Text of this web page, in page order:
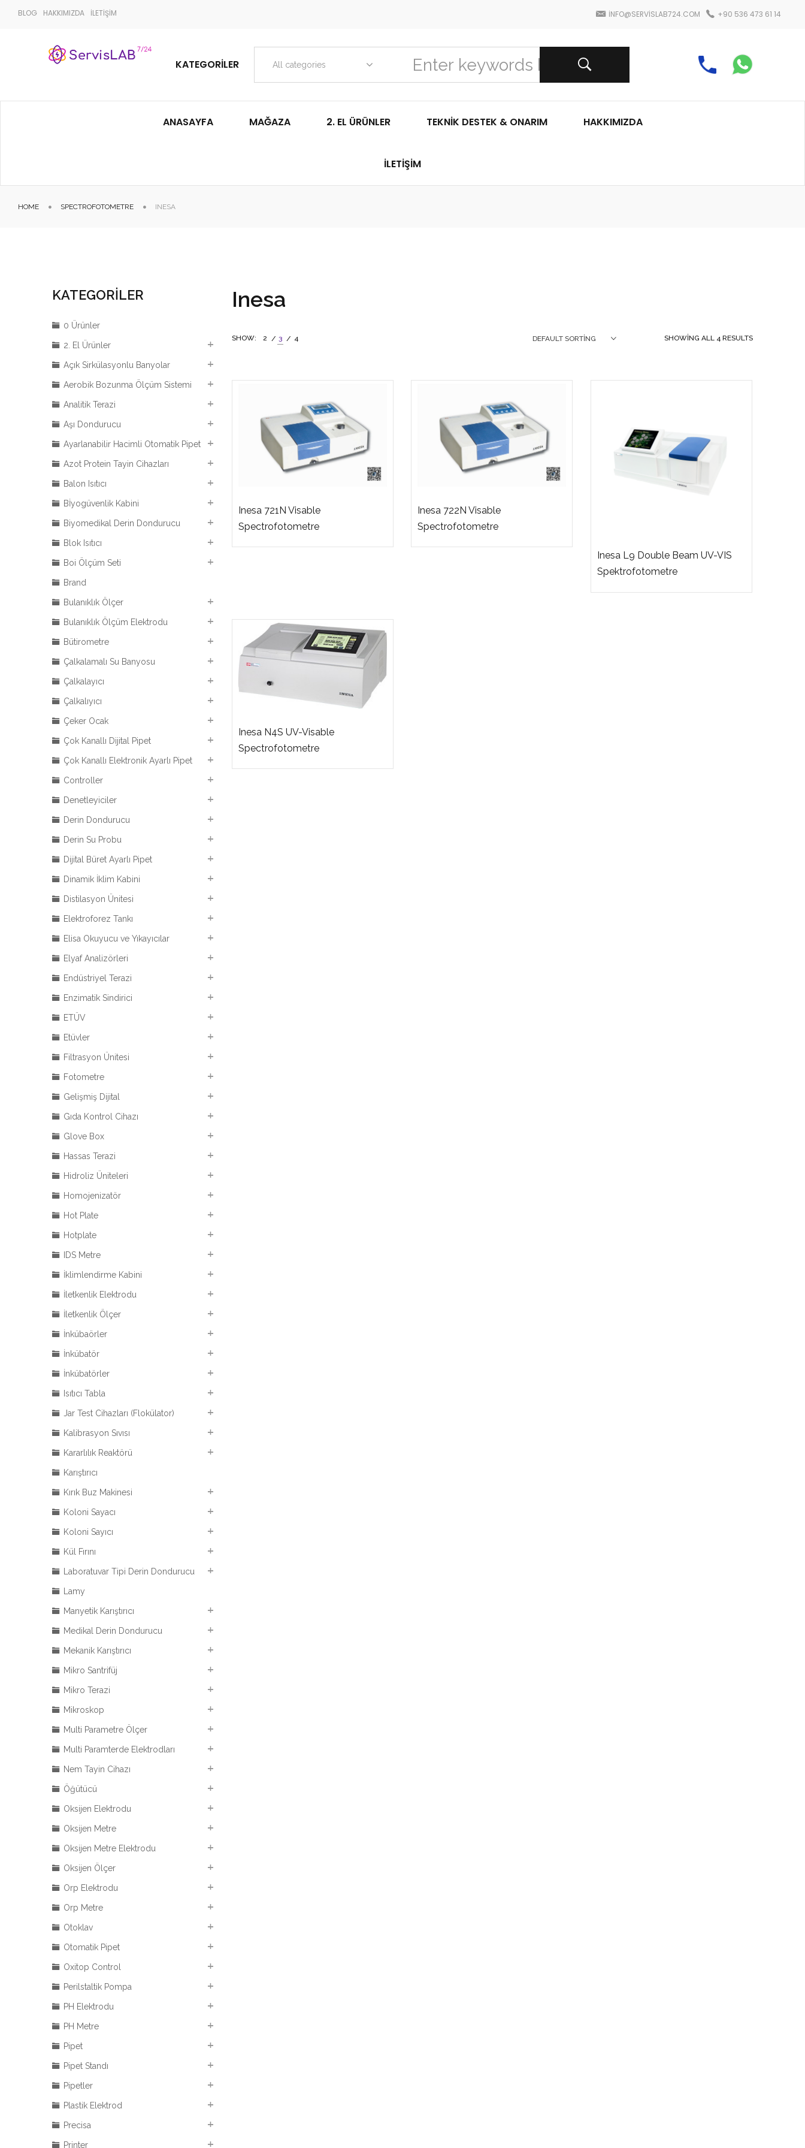
BLOG HAKKIMIZDA İLETİŞİM INFO@SERVISLAB724.COM +90 536 473 61 14
KATEGORILER All categories
ANASAYFA MAĞAZA 2. EL ÜRÜNLER TEKNIK DESTEK & ONARIM HAKKIMIZDA
İLETIŞIM
HOME SPECTROFOTOMETRE INESA
KATEGORILER
0 Ürünler
2. El Ürünler
Açık Sirkülasyonlu Banyolar
Aerobik Bozunma Ölçüm Sistemi
Analitik Terazi
Aşı Dondurucu
Ayarlanabilir Hacimli Otomatik Pipet
Azot Protein Tayin Cihazları
Balon Isıtıcı
Bİyogüvenlik Kabini
Biyomedikal Derin Dondurucu
Blok Isıtıcı
Boi Ölçüm Seti
Brand
Bulanıklık Ölçer
Bulanıklık Ölçüm Elektrodu
Bütirometre
Çalkalamalı Su Banyosu
Çalkalayıcı
Çalkalıyıcı
Çeker Ocak
Çok Kanallı Dijital Pipet
Çok Kanallı Elektronik Ayarlı Pipet
Controller
Denetleyiciler
Derin Dondurucu
Derin Su Probu
Dijital Büret Ayarlı Pipet
Dinamik İklim Kabini
Distilasyon Ünitesi
Elektroforez Tankı
Elisa Okuyucu ve Yıkayıcılar
Elyaf Analizörleri
Endüstriyel Terazi
Enzimatik Sindirici
ETÜV
Etüvler
Filtrasyon Ünitesi
Fotometre
Gelişmiş Dijital
Gıda Kontrol Cihazı
Glove Box
Hassas Terazi
Hidroliz Üniteleri
Homojenizatör
Hot Plate
Hotplate
IDS Metre
İklimlendirme Kabini
İletkenlik Elektrodu
İletkenlik Ölçer
İnkübaörler
İnkübatör
İnkübatörler
Isıtıcı Tabla
Jar Test Cihazları (Flokülator)
Kalibrasyon Sıvısı
Kararlılık Reaktörü
Karıştırıcı
Kırık Buz Makinesi
Koloni Sayacı
Koloni Sayıcı
Kül Fırını
Laboratuvar Tipi Derin Dondurucu
Lamy
Manyetik Karıştırıcı
Medikal Derin Dondurucu
Mekanik Karıştırıcı
Mikro Santrifüj
Mikro Terazi
Mikroskop
Multi Parametre Ölçer
Multi Paramterde Elektrodları
Nem Tayin Cihazı
Öğütücü
Oksijen Elektrodu
Oksijen Metre
Oksijen Metre Elektrodu
Oksijen Ölçer
Orp Elektrodu
Orp Metre
Otoklav
Otomatik Pipet
Oxitop Control
Perilstaltik Pompa
PH Elektrodu
PH Metre
Pipet
Pipet Standı
Pipetler
Plastik Elektrod
Precisa
Printer
Inesa
SHOW: 2 3 4 SHOWING ALL 4 RESULTS
DEFAULT SORTING
Inesa 721N Visable
Spectrofotometre
Inesa 722N Visable
Spectrofotometre
Inesa L9 Double Beam UV-VIS
Spektrofotometre
Inesa N4S UV-Visable
Spectrofotometre